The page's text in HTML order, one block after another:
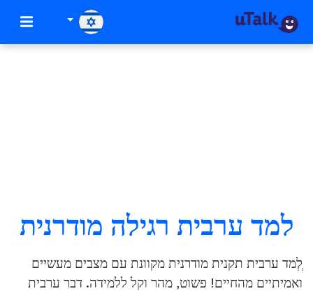
למד ערבית רגילה מודרנית
ְלְמד ערבית תקנית מודרנית מקוונת עם מצבים מעשיים
ואמיתיים מהחיים! פשוט, מהר וקל ללמידה. דבר ערבית